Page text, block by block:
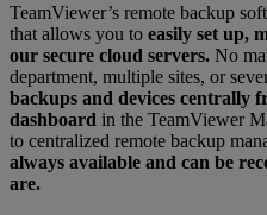
TeamViewer’s remote backup
that allows you to easily set up,
our secure cloud servers. No
department, multiple sites, or
backups and devices centrally
dashboard in the TeamViewer
to centralized remote backup
always available and can be
are.